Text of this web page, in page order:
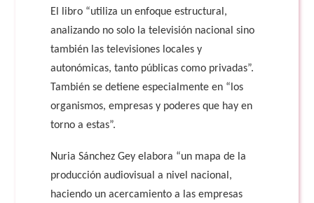
El libro “utiliza un enfoque estructural,
analizando no solo la televisión nacional sino
también las televisiones locales y
autonómicas, tanto públicas como privadas”.
También se detiene especialmente en “los
organismos, empresas y poderes que hay en
torno a estas”.
Nuria Sánchez Gey elabora “un mapa de la
producción audiovisual a nivel nacional,
haciendo un acercamiento a las empresas